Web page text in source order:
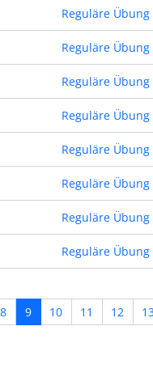
Reguläre Übung
Reguläre Übung
Reguläre Übung
Reguläre Übung
Reguläre Übung
Reguläre Übung
Reguläre Übung
Reguläre Übung
8 9 10 11 12